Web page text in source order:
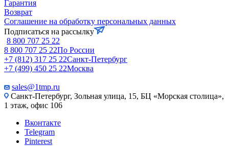
Гарантия
Возврат
Соглашение на обработку персональных данных
Подписаться на рассылку
8 800 707 25 22
8 800 707 25 22По России
+7 (812) 317 25 22Санкт-Петербург
+7 (499) 450 25 22Москва
sales@1tmp.ru
Санкт-Петербург, Зольная улица, 15, БЦ «Морская столица»,
1 этаж, офис 106
Вконтакте
Telegram
Pinterest